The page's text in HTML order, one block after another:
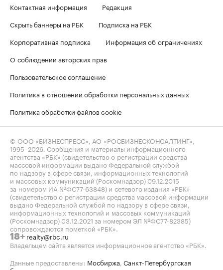
Контактная информация
Редакция
Скрыть баннеры на РБК
Подписка на РБК
Корпоративная подписка
Информация об ограничениях
О соблюдении авторских прав
Пользовательское соглашение
Политика в отношении обработки персональных данных
Политика обработки файлов cookie
© ООО «БИЗНЕСПРЕСС», АО «РОСБИЗНЕСКОНСАЛТИНГ»,
1995–2026 . Сообщения и материалы информационного
агентства «РБК» (свидетельство о регистрации средства
массовой информации выдано Федеральной службой
по надзору в сфере связи, информационных технологий
и массовых коммуникаций (Роскомнадзор) 09.12.2015
за номером ИА №ФС77-63848) и сетевого издания «РБК»
(свидетельство о регистрации средства массовой информации
выдано Федеральной службой по надзору в сфере связи,
информационных технологий и массовых коммуникаций
(Роскомнадзор) 03.12.2021 за номером ЭЛ №ФС77-82385)
сопровождаются пометкой «РБК».
18+ realty@rbc.ru
Владельцем сайта является информационное агентство «РБК».
Данные предоставлены: Мосбиржа Санкт-Петербургская